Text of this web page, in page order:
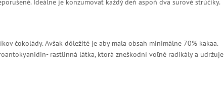
Ideálne je konzumovať každý deň aspoň dva surové strúčiky.
čokolády. Avšak dôležité je aby mala obsah minimálne 70% kakaa.
rastlinná látka, ktorá zneškodní voľné radikály a udržuje